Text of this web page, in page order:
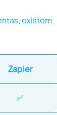
existem
Zapier
✅